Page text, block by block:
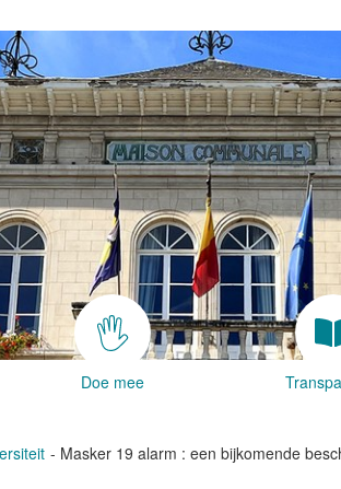
Doe mee
Masker 19 alarm : een bijkomende